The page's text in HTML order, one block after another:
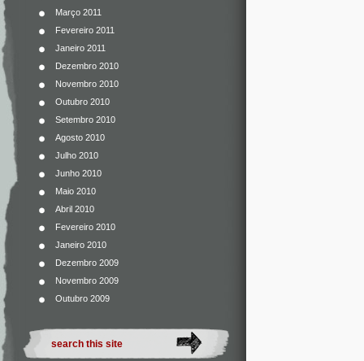
Março 2011
Fevereiro 2011
Janeiro 2011
Dezembro 2010
Novembro 2010
Outubro 2010
Setembro 2010
Agosto 2010
Julho 2010
Junho 2010
Maio 2010
Abril 2010
Fevereiro 2010
Janeiro 2010
Dezembro 2009
Novembro 2009
Outubro 2009